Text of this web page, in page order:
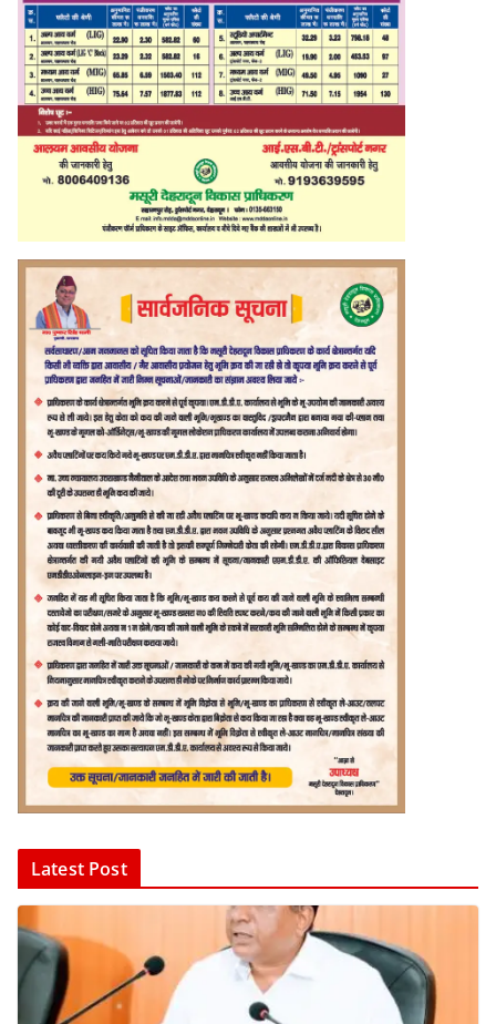
Latest Post